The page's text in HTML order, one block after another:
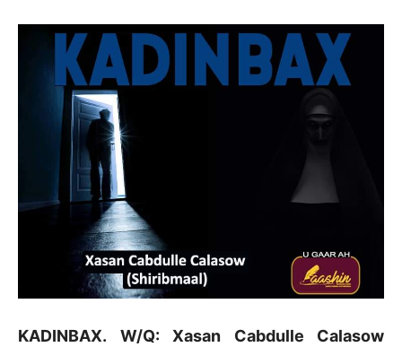
KADINBAX. W/Q: Xasan Cabdulle Calasow